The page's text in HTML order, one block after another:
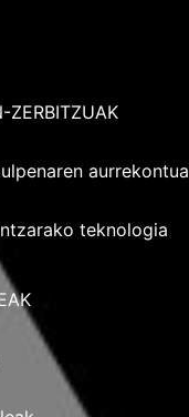
ZERBITZUAK
aurrekontua
teknologia